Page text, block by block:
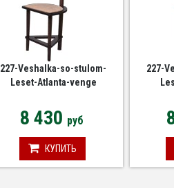
227-Veshalka-so-stulom-
Leset-Atlanta-venge
8 430 руб
КУПИТЬ
227-